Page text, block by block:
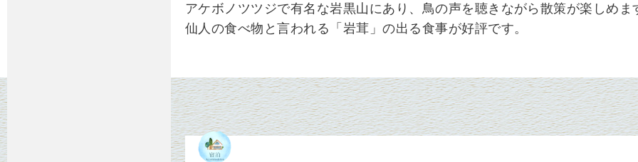
アケボノツツジで有名な岩黒山にあり、鳥の声を聴きながら散策が楽しめま
仙人の食べ物と言われる「岩茸」の出る食事が好評です。